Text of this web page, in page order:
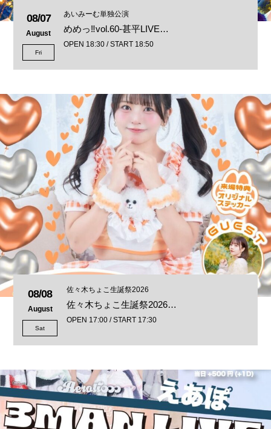
08/07
August
Fri
あいみーむ単独公演
めめっ‼︎vol.60-甚平LIVE…
OPEN 18:30 / START 18:50
08/08
August
Sat
佐々木ちょこ生誕祭2026
佐々木ちょこ生誕祭2026…
OPEN 17:00 / START 17:30